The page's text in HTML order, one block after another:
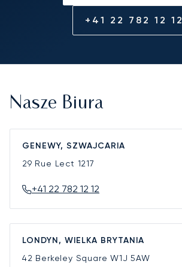
+41 22 782 12 12
Nasze Biura
GENEWY, SZWAJCARIA
29 Rue Lect 1217
+41 22 782 12 12
LONDYN, WIELKA BRYTANIA
42 Berkeley SquareW1J 5AW